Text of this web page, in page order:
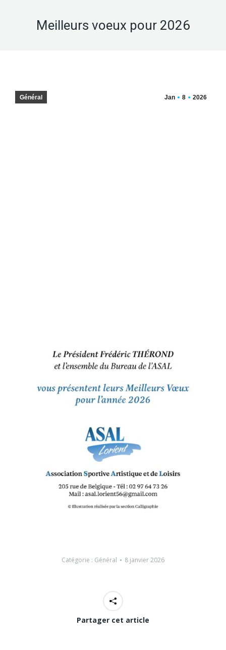
Meilleurs voeux pour 2026
Jan 8 2026
Général
Catégorie : Général 8 janvier 2026
Partager cet article